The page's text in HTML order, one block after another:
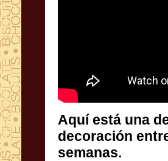
Aquí está una
decoración
semanas.